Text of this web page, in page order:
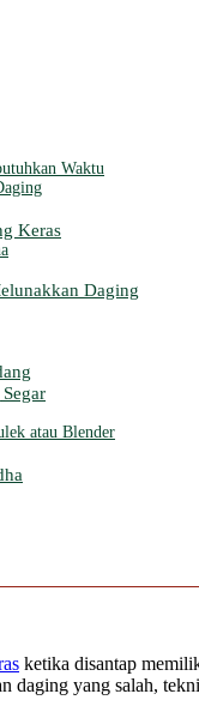
Waktu
Keras
Daging
atau Blender
ketika disantap
daging yang salah,